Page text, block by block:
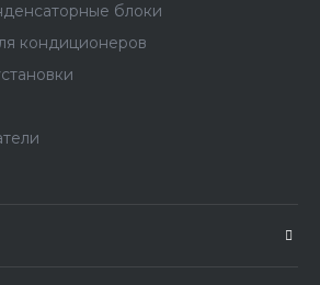
блоки
кондиционеров